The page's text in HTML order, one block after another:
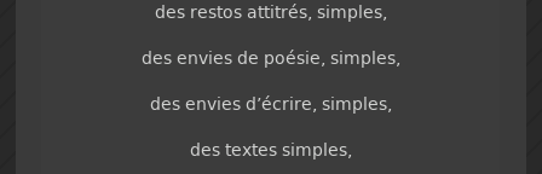
des restos attitrés, simples,
des envies de poésie, simples,
des envies d’écrire, simples,
des textes simples,